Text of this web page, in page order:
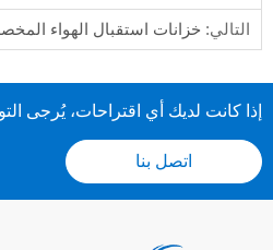
التالي: خزانات استقبال الهواء المخصصة
إذا كانت لديك أي اقتراحات، يُرجى
اتصل بنا